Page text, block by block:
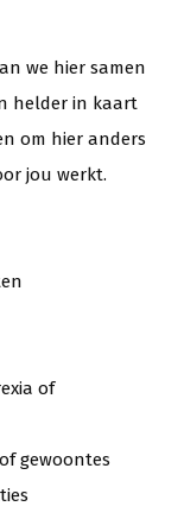
we hier samen
helder in kaart
om hier anders
jou werkt.
of
gewoontes